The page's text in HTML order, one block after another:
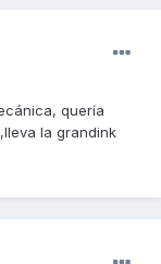
quería
la grandink